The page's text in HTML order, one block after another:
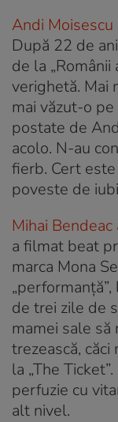
Andi Moisescu
După 22 de
de la
verighetă. Mai
mai văzut-o
postate de
acolo. N-au
fierb. Cert
poveste de
Mihai
a filmat beat
marca Mona
de trei zile de
mamei sale
trezească,
la „The
perfuzie cu
alt nivel.